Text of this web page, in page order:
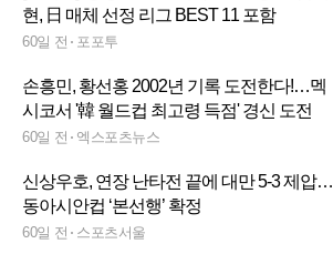
현, 日 매체 선정 리그 BEST 11 포함
60일 전 포포투
손흥민, 황선홍 2002년 기록 도전한다!…멕
시코서 '韓 월드컵 최고령 득점' 경신 도전
60일 전 엑스포츠뉴스
신상우호, 연장 난타전 끝에 대만 5-3 제압…
동아시안컵 ‘본선행’ 확정
60일 전 스포츠서울